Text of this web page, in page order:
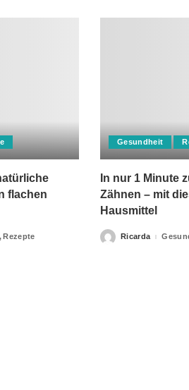
flachen
Rezepte
Gesundheit
In nur 1 Minute
Zähnen – mit
Hausmittel
PostedRicarda